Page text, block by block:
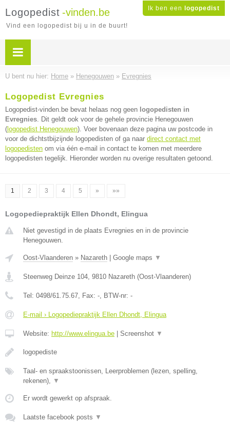
Ik ben een logopedist
Logopedist -vinden.be
Vind een logopedist bij u in de buurt!
U bent nu hier: Home » Henegouwen » Evregnies
Logopedist Evregnies
Logopedist-vinden.be bevat helaas nog geen logopedisten in
Evregnies. Dit geldt ook voor de gehele provincie Henegouwen
( logopedist Henegouwen). Voer bovenaan deze pagina uw postcode in
voor de dichtstbijzijnde logopedisten of ga naar direct contact met
logopedisten om via één e-mail in contact te komen met meerdere
logopedisten tegelijk. Hieronder worden nu overige resultaten getoond.
1 2 3 4 5 » »»
Logopediepraktijk Ellen Dhondt, Elingua
Niet gevestigd in de plaats Evregnies en in de provincie
Henegouwen.
Oost-Vlaanderen » Nazareth Google maps ▼
Steenweg Deinze 104, 9810 Nazareth (Oost-Vlaanderen)
Tel: 0498/61.75.67, Fax: -, BTW-nr: -
E-mail › Logopediepraktijk Ellen Dhondt, Elingua
Website: http://www.elingua.be Screenshot ▼
logopediste
Taal- en spraakstoonissen, Leerproblemen (lezen, spelling,
rekenen), ▼
Er wordt gewerkt op afspraak.
Laatste facebook posts ▼